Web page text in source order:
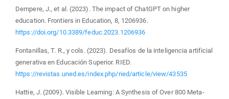
Dempere, J., et al. (2023). The impact of ChatGPT on higher
education. Frontiers in Education, 8, 1206936.
https://doi.org/10.3389/feduc.2023.1206936
Fontanillas, T. R., y cols. (2023). Desafíos de la inteligencia artificial
generativa en Educación Superior. RIED.
https://revistas.uned.es/index.php/ried/article/view/43535
Hattie, J. (2009). Visible Learning: A Synthesis of Over 800 Meta-